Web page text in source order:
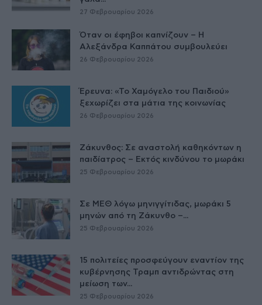
27 Φεβρουαρίου 2026
Όταν οι έφηβοι καπνίζουν – Η
Αλεξάνδρα Καππάτου συμβουλεύει
26 Φεβρουαρίου 2026
Έρευνα: «Το Χαμόγελο του Παιδιού»
ξεχωρίζει στα μάτια της κοινωνίας
26 Φεβρουαρίου 2026
Ζάκυνθος: Σε αναστολή καθηκόντων η
παιδίατρος – Εκτός κινδύνου το μωράκι
25 Φεβρουαρίου 2026
Σε ΜΕΘ λόγω μηνιγγίτιδας, μωράκι 5
μηνών από τη Ζάκυνθο –...
25 Φεβρουαρίου 2026
15 πολιτείες προσφεύγουν εναντίον της
κυβέρνησης Τραμπ αντιδρώντας στη
μείωση των...
25 Φεβρουαρίου 2026